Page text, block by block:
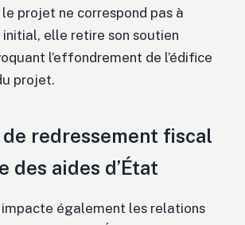
projet ne correspond pas à
initial, elle retire son soutien
l’effondrement de l’édifice
projet.
redressement fiscal
des aides d’État
impacte également les relations